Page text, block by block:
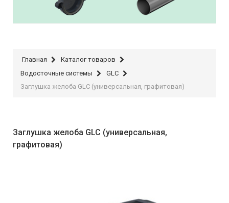
GLC Технониколь
Главная
Каталог товаров
Водосточные системы
GLC
Заглушка желоба GLC (универсальная, графитовая)
Заглушка желоба GLC (универсальная,
графитовая)